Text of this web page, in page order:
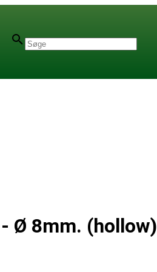
Ø 8mm. (hollow)